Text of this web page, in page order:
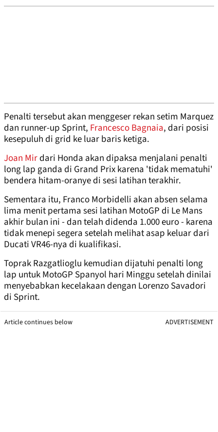
Penalti tersebut akan menggeser rekan setim Marquez
dan runner-up Sprint, Francesco Bagnaia, dari posisi
kesepuluh di grid ke luar baris ketiga.
Joan Mirdari Honda akan dipaksa menjalani penalti
long lap ganda di Grand Prix karena 'tidak mematuhi'
bendera hitam-oranye di sesi latihan terakhir.
Sementara itu, Franco Morbidelli akan absen selama
lima menit pertama sesi latihan MotoGP di Le Mans
akhir bulan ini - dan telah didenda 1.000 euro - karena
tidak menepi segera setelah melihat asap keluar dari
Ducati VR46-nya di kualifikasi.
Toprak Razgatlioglu kemudian dijatuhi penalti long
lap untuk MotoGP Spanyol hari Minggu setelah dinilai
menyebabkan kecelakaan dengan Lorenzo Savadori
di Sprint.
Article continues below ADVERTISEMENT